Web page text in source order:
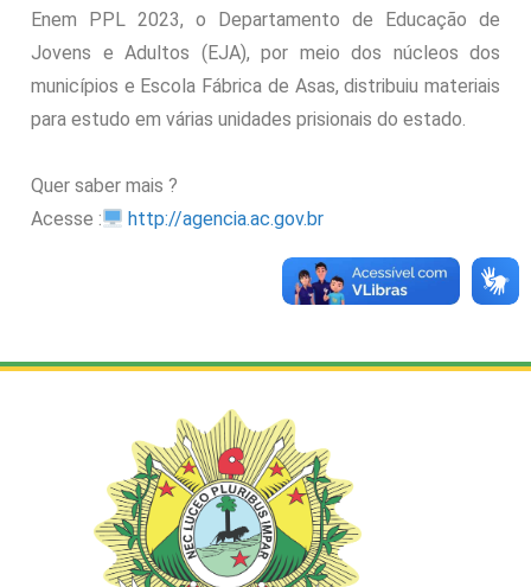
Enem PPL 2023, o Departamento de Educação de
Jovens e Adultos (EJA), por meio dos núcleos dos
municípios e Escola Fábrica de Asas, distribuiu materiais
para estudo em várias unidades prisionais do estado.
Quer saber mais ?
Acesse :
http://agencia.ac.gov.br